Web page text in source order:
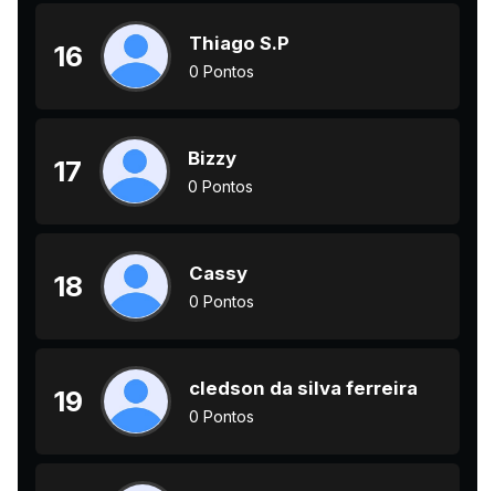
16 Thiago S.P
0 Pontos
17 Bizzy
0 Pontos
18 Cassy
0 Pontos
19 cledson da silva ferreira
0 Pontos